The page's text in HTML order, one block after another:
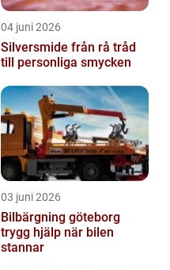
04 juni 2026
Silversmide från rå tråd
till personliga smycken
03 juni 2026
Bilbärgning göteborg
trygg hjälp när bilen
stannar